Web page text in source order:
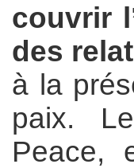
couvrir
des
à la
paix.
Peace,